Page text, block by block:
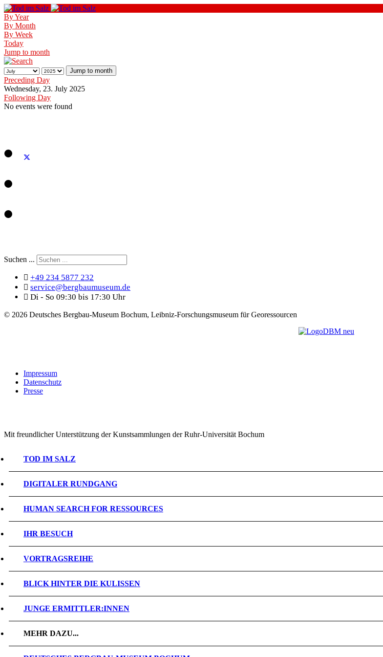
By Year
By Month
By Week
Today
Jump to month
Jump to month
Preceding Day
Wednesday, 23. July 2025
Following Day
No events were found
Suchen ...
+49 234 5877 232
service@bergbaumuseum.de
Di - So 09:30 bis 17:30 Uhr
© 2026 Deutsches Bergbau-Museum Bochum, Leibniz-Forschungsmuseum für Georessourcen
Impressum
Datenschutz
Presse
Mit freundlicher Unterstützung der Kunstsammlungen der Ruhr-Universität Bochum
TOD IM SALZ
DIGITALER RUNDGANG
HUMAN SEARCH FOR RESSOURCES
IHR BESUCH
VORTRAGSREIHE
BLICK HINTER DIE KULISSEN
JUNGE ERMITTLER:INNEN
MEHR DAZU...